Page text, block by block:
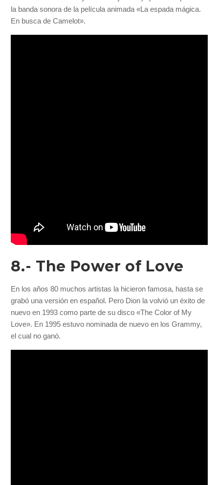
la banda sonora de la película animada «La espada mágica.
En busca de Camelot».
8.- The Power of Love
En los años 80 muchos artistas la hicieron famosa, hasta se
grabó una versión en español. Pero Dion la volvió un éxito de
nuevo en 1993 como parte de su disco «The Color of My
Love». En 1995 estuvo nominada de nuevo en los Grammy,
el cual no ganó.